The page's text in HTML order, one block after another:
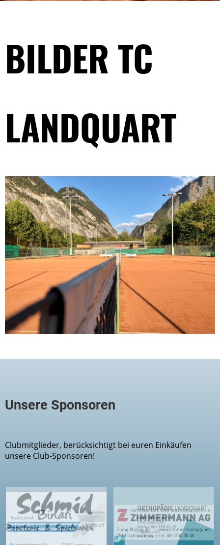
BILDER TC
LANDQUART
Unsere Sponsoren
Clubmitglieder, berücksichtigt bei euren Einkäufen
unsere Club-Sponsoren!